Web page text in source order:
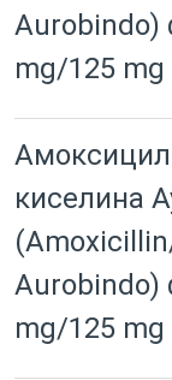
Aurobindo)
mg/125 mg
киселина
Aurobindo)
mg/125 mg